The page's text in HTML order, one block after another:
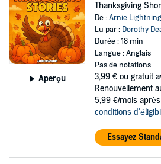
Aperçu
Thanksgiving
De :Arnie Lightning
Lu par : Dorothy
Durée : 18 min
Langue : Anglais
Pas de notations
3,99 € ou gratuit
Renouvellement
5,99 €/mois
conditions
Essayez